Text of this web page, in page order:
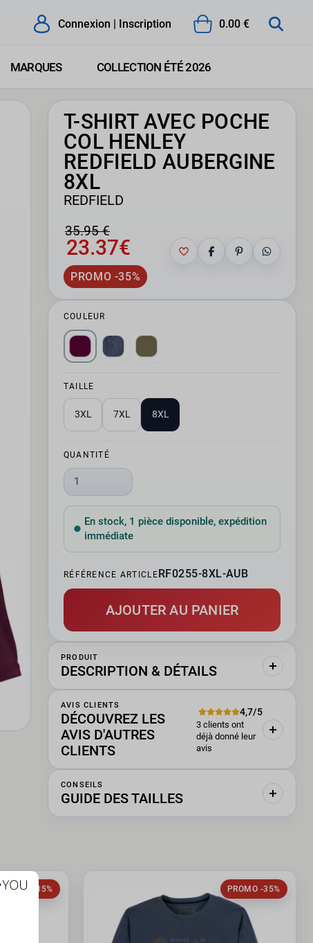
Connexion | Inscription 0.00 €
MARQUES COLLECTION ÉTÉ 2026
T-SHIRT AVEC POCHE
COL HENLEY
REDFIELD AUBERGINE
8XL
REDFIELD
35.95 €
23.37€
PROMO -35%
COULEUR
TAILLE
3XL 7XL 8XL
QUANTITÉ
1
En stock, 1 pièce disponible, expédition
immédiate
RÉFÉRENCE ARTICLERF0255-8XL-AUB
AJOUTER AU PANIER
PRODUIT
DESCRIPTION & DÉTAILS
AVIS CLIENTS
DÉCOUVREZ LES
AVIS D'AUTRES
CLIENTS
4,7/5
3 clients ont
déjà donné leur
avis
CONSEILS
GUIDE DES TAILLES
PROMO -35% PROMO -35%